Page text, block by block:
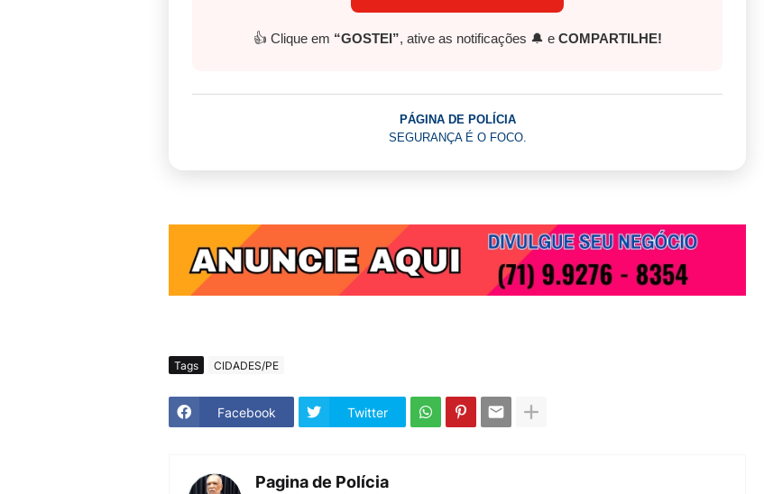
👍 Clique em “GOSTEI”, ative as notificações 🔔 e COMPARTILHE!
PÁGINA DE POLÍCIA
SEGURANÇA É O FOCO.
Tags CIDADES/PE
Facebook Twitter
Pagina de Polícia